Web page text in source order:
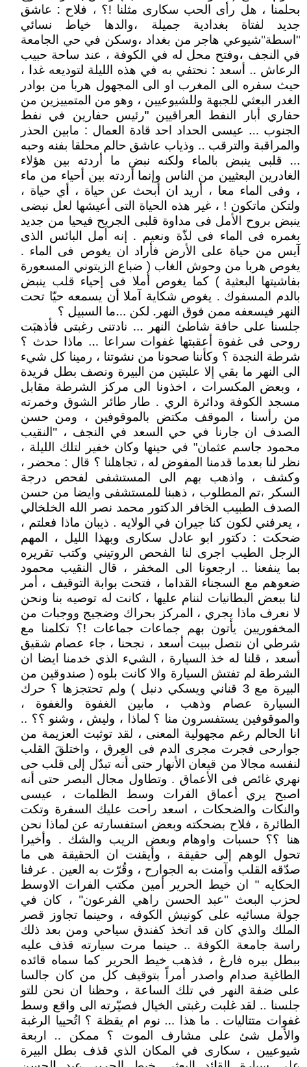
بحلمنا ، هل رأى الحب سكارى مثلنا !؟ ، فلاح : عاشق
جديد لفتاة بغدادية جميلة ،والدها خياط نسائي
"اسطة"شيوعي هاجر من بغداد ،وسكن في حي الجامعة
في النجف ،وفتح محل له في الكوفة ، عند ساحة حبيب
الرعاش .. أسعد : نحتفي به في هذه الليلة لتوديعه غدا ،
حيث سفره الى المغرب او الى المجهول هربا من بوادر
الغدر البعثي للجبهة وللشيوعيين ، وهو من المتمييزين من
حفاري أبار النفط العراقيين "رئيس حفارين في نفط
الجنوب ... عيسى الحداد احد قادة العمال : مابين الحذر
والمراقبة والترقب .. وذياب عاشق حالم محلقا بفنه وحبه
... قلبى ينبض بالماء ولكنه نبض ما أردته بين هؤلاء
الغادرين البعثيين من الناس وإنما أردته بين أحياء من ماء
، وفى الماء معا ، أريد ان أبحث عن حياة ، أي حياة ،
ولتكن ماتكون ! ، غير هذه الحياة التى أعيشها لعل نبضى
ينبض بروح الأمل فى مداوة قلبى الجريح فيحيا من جديد
بغمره فى الماء فى لذّة ونعيم . إنه أمل البائس الذى
آيس من حياة على الأرض فأراد ان يغوص فى الماء .
يغوص هربا من وحوش الغاب ( ضباع الزيتوني المسعورة
بفاشيتها البعثية ) كما يغوص أملا فى إحياء قلب ينبض
بالدم المسفوك . يغوص شكاية آملا أن يسمعه حيّا تحت
النهر فيسعفه ممن فوق النهر. لكن ...ما السبيل ؟
جلسنا على حافة شاطئ النهر ... نادتنى رغبتى فأذهبَت
روحى فى غفوة أعقبتها غفوات سراعا ... ماذا حدث ؟
شرطة النجدة ؟ وكأننا صحونا من نشوتنا ، رمينا كل شيء
الى النهر ما بقي إلا علبتين من البيرة ونصف بطل فريدة
، وبعض المكسرات ، اخذونا الى مركز الشرطة مقابل
مسجد الكوفة ودائرة الري . طار طائر الشوق وخمرته
من رأسنا ، الموقف مكتض بالموقوفين ، ومن حسن
الصدف ان جارنا في حي السعد في النجف ، "النقيب
محمود جاسم عثمان" في حينها وكان خفير لتلك الليلة ،
نظر لنا بعدما قدمنا المفوض له ، تجاهلنا ؟ قال : محضر ،
وكشف ، واذهب بهم الى المستشفى لفحص درجة
السكر ،تم المطلوب ، ذهبنا للمستشفى وايضا من حسن
الصدف الطبيب الخافر الدكتور محمد نصر الله الخلخالي
، يعرفني لكون كنا جيران في الولايه . ذيبان ماذا فعلتم ،
ضحكت : دكتور ابو عادل سكارى وبهذا الليل ، المهم
الرجل الطيب اجرى لنا الفحص الروتيني وكتب تقريره
بما ينفعنا .. ارجعونا الى المخفر ، قال النقيب محمود
ضعوهم مع السجناء القداما ، فتحت بوابة التوقيف ، أمر
لنا ببعض البطانيات لننام عليها ، كانت له توصيه بنا ونحن
لا نعرف ماذا يجري ، المركز بحراك وضجيج ووجبات من
المخفوريين يأتون بهم جماعات جماعات !؟ تكلمنا مع
شرطي ان نتصل ببيت أسعد ، نجحنا ، جاء عصام شقيق
أسعد ، قلنا له خذ السيارة ، الشيء الذي خدمنا ايضا ان
الشرطة لم تفتش السيارة والا كانت بلوه ( صندوقين من
البيرة مع 3 قناني ويسكي دنبل ) ولم تحتجزها ؟ حرك
السيارة عصام وذهب ، مابين الغفوة والغفوة ،
والموقوفين يستفسرون منا ؟ لماذا ، وليش ، وشنو ؟؟ ..
انا الحالم رغم مجهولية المعنى ، لقد توثبت العزيمة من
جوارحى فجرت مجرى الدم فى العِرق ، واختلقَ القلب
لنفسه مجالا من قيعان الأنهار حتى أنه تبدّل إلى قلب حى
نهري غائص فى الأعماق . وتطاول مجال البصر حتى أنه
اصبح يري أعماق الفرات وسط الظلمات ، عيسى
والنكات والضحكات ، اسعد راحت عليك السفرة وتكت
الطائرة ، فلاح بضحكته وبعض استفسارته عن لماذا نحن
هنا ؟؟ حسبات واوهام وبعض الريب والشك . وأخيرا
تحول الوهم إلى حقيقة ، وأيقنت ان الحقيقة هى ما
صدّقه القلب وآمنت به الجوارح ، وقُرّت به العين . عرفنا
الحكايه " ان خيط الحرير أمين مكتب الفرات الاوسط
لحزب البعث "عبد الحسن راهي الفرعون" ، كان في
جولة مسائيه على كونيش الكوفه ، وحينما تجاوز قصر
الملك والذي كان قد اتخذ كفندق سياحي ومن بعد ذلك
راسة جامعة الكوفة .. حينما مرت سيارته قذف عليه
ببطل بيره فارغ ، فذهب خيط الحرير كما سماه قائده
الطاغية صدام واصدر أمراً بتوقيف كل من كان جالسا
على ضفة النهر في تلك الساعة ، وحظنا ان نحن للتو
جلسنا .. لقد غلبت رغبتى الخيال فصيّرته الى واقع وسط
غفوات متتاليات . ما هذا ... نوم ام يقظة ؟ اتُحييا الرغبة
والأمل شئ على مشارف الموت ؟ ممكن .. اربعة
شيوعيين ، سكارى في المكان الذي قذف بطل البيرة